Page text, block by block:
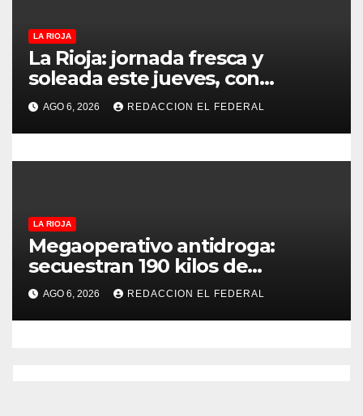
a
s
LA RIOJA
La Rioja: jornada fresca y
soleada este jueves, con
temperaturas estables para el
viernes
AGO 6, 2026 REDACCION EL FEDERAL
LA RIOJA
Megaoperativo antidroga:
secuestran 190 kilos de
marihuana que tenían como
destino La Rioja y Catamarca
AGO 6, 2026 REDACCION EL FEDERAL